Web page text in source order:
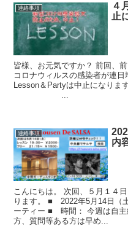
連絡事項
４
止
皆様、お元気ですか？ 前回、
コロナウィルスの感染者が連
Lesson＆Partyは中止になりま
...
連絡事項
内
こんにちは。 次回、５月１４
ります。 ■ 2022年5月14日（
ーティー ■ 時間： 今週は自主
方、質問等ある方は早め...